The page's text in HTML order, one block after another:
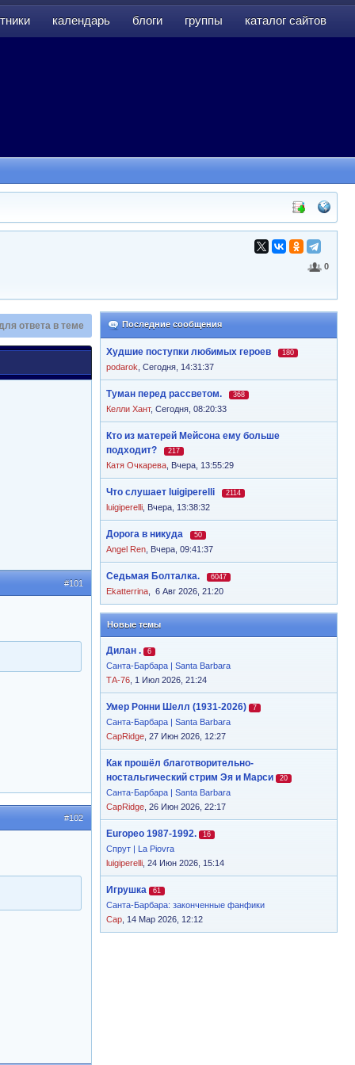
календарь блоги группы каталог сайтов
0
Последние сообщения
Худшие поступки любимых героев 180
podarok Сегодня, 14:31:37
Туман перед рассветом. 368
Келли Хант, Сегодня, 08:20:33
Кто из матерей Мейсона ему больше
подходит?
217
Катя Очкарева Вчера, 13:55:29
Что слушает luigiperelli 2114
luigiperelli Вчера, 13:38:32
Дорога в никуда 50
Angel Ren Вчера, 09:41:37
Седьмая Болталка. 6047
Ekatterrina 6 Авг 2026, 21:20
Новые темы
Дилан . 6
Санта-Барбара | Santa Barbara
ТА-76 , 1 Июл 2026, 21:24
Умер Ронни Шелл (1931-2026) 7
Санта-Барбара | Santa Barbara
CapRidge , 27 Июн 2026, 12:27
Как прошёл благотворительно-
ностальгический стрим Эя и Марси
20
Санта-Барбара | Santa Barbara
CapRidge , 26 Июн 2026, 22:17
Europeo 1987-1992. 16
Спрут | La Piovra
luigiperelli , 24 Июн 2026, 15:14
Игрушка 61
Санта-Барбара: законченные фанфики
Cap , 14 Мар 2026, 12:12
ответа в теме
#101
#102